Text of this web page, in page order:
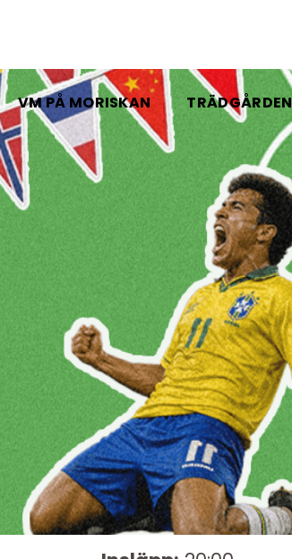
VM PÅ MORISKAN TRÄDGÅRDEN